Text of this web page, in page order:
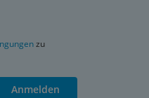
zu
Anmelden